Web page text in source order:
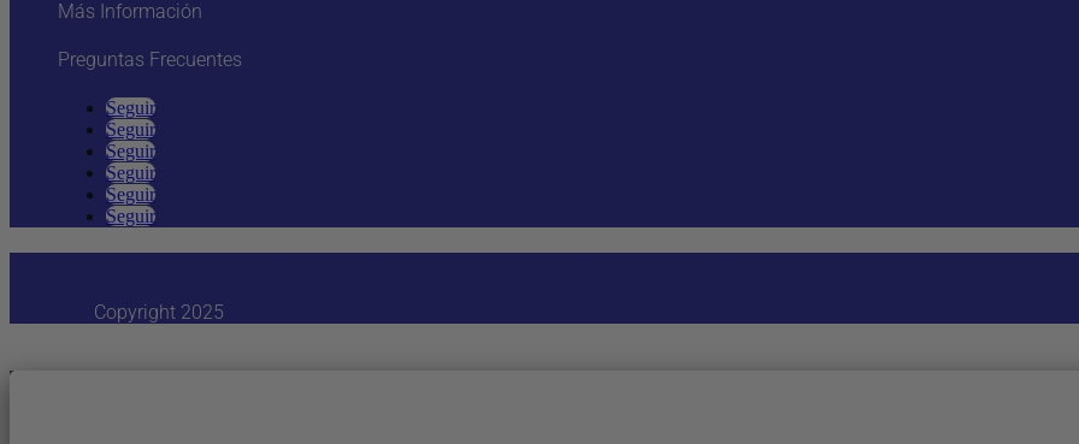
Más Información
Preguntas Frecuentes
Seguir
Seguir
Seguir
Seguir
Seguir
Seguir
Copyright 2025